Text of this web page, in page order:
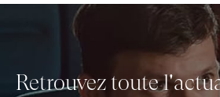
Retrouvez toute